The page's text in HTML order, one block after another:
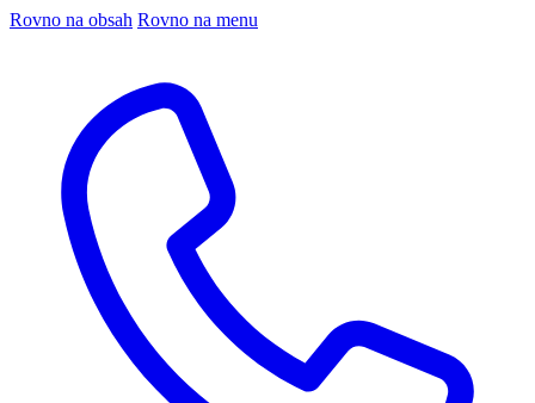
Rovno na obsah Rovno na menu